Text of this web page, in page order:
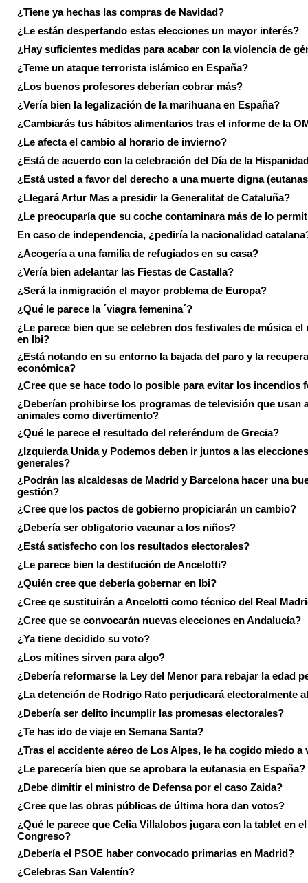
¿Tiene ya hechas las compras de Navidad?
¿Le están despertando estas elecciones un mayor interés?
¿Hay suficientes medidas para acabar con la violencia de
¿Teme un ataque terrorista islámico en España?
¿Los buenos profesores deberían cobrar más?
¿Vería bien la legalización de la marihuana en España?
¿Cambiarás tus hábitos alimentarios tras el informe de la
¿Le afecta el cambio al horario de invierno?
¿Está de acuerdo con la celebración del Día de la
¿Está usted a favor del derecho a una muerte digna
¿Llegará Artur Mas a presidir la Generalitat de Cataluña?
¿Le preocuparía que su coche contaminara más de lo
En caso de independencia, ¿pediría la nacionalidad
¿Acogería a una familia de refugiados en su casa?
¿Vería bien adelantar las Fiestas de Castalla?
¿Será la inmigración el mayor problema de Europa?
¿Qué le parece la ´viagra femenina´?
¿Le parece bien que se celebren dos festivales de música el
en Ibi?
¿Está notando en su entorno la bajada del paro y la
económica?
¿Cree que se hace todo lo posible para evitar los incendios
¿Deberían prohibirse los programas de televisión que usan
animales como divertimento?
¿Qué le parece el resultado del referéndum de Grecia?
¿Izquierda Unida y Podemos deben ir juntos a las elecciones
generales?
¿Podrán las alcaldesas de Madrid y Barcelona hacer una
gestión?
¿Cree que los pactos de gobierno propiciarán un cambio?
¿Debería ser obligatorio vacunar a los niños?
¿Está satisfecho con los resultados electorales?
¿Le parece bien la destitución de Ancelotti?
¿Quién cree que debería gobernar en Ibi?
¿Cree qe sustituirán a Ancelotti como técnico del Real
¿Cree que se convocarán nuevas elecciones en Andalucía?
¿Ya tiene decidido su voto?
¿Los mítines sirven para algo?
¿Debería reformarse la Ley del Menor para rebajar la edad
¿La detención de Rodrigo Rato perjudicará electoralmente
¿Debería ser delito incumplir las promesas electorales?
¿Te has ido de viaje en Semana Santa?
¿Tras el accidente aéreo de Los Alpes, le ha cogido miedo a
¿Le parecería bien que se aprobara la eutanasia en España?
¿Debe dimitir el ministro de Defensa por el caso Zaida?
¿Cree que las obras públicas de última hora dan votos?
¿Qué le parece que Celia Villalobos jugara con la tablet en el
Congreso?
¿Debería el PSOE haber convocado primarias en Madrid?
¿Celebras San Valentín?